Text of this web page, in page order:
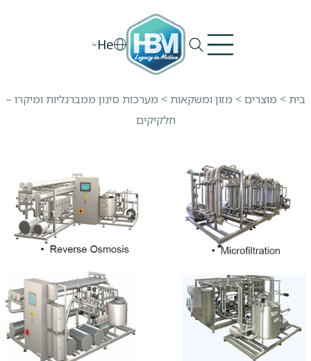
He
בית > מוצרים> מזון ומשקאות > מערכות סינון ממברנליות ומיקרו –
חלקיקים